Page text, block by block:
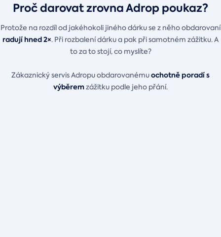
Proč darovat zrovna Adrop poukaz?
Protože na rozdíl od jakéhokoli jiného dárku se z něho obdarovaní
radují hned 2×. Při rozbalení dárku a pak při samotném zážitku. A
to za to stojí, co myslíte?
Zákaznický servis Adropu obdarovanémuochotně poradí s
výběremzážitku podle jeho přání.